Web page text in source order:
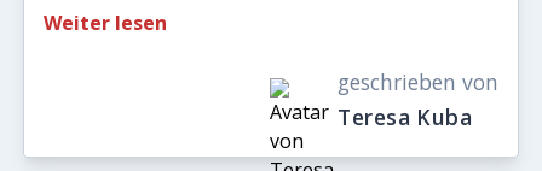
Weiter lesen
geschrieben von
Teresa Kuba